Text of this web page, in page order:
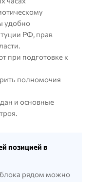
удобно
РФ, прав
при подготовке к
полномочия
и основные
позицией в
рядом можно